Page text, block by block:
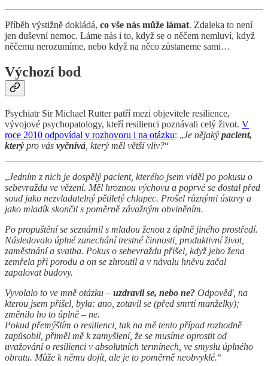
Příběh výstižně dokládá, co vše nás může lámat. Zdaleka to není
jen duševní nemoc. Láme nás i to, když se o něčem nemluví, když
něčemu nerozumíme, nebo když na něco zůstaneme sami…
Výchozí bod
Psychiatr Sir Michael Rutter patří mezi objevitele resilience,
vývojové psychopatology, kteří resilienci poznávali celý život. V
roce 2010 odpovídal v rozhovoru i na otázku: „Je nějaký pacient,
který pro vás vyčnívá , který měl větší vliv?“
„Jedním z nich je dospělý pacient, kterého jsem viděl po pokusu o
sebevraždu ve vězení. Měl hroznou výchovu a poprvé se dostal před
soud jako nezvladatelný pětiletý chlapec. Prošel různými ústavy a
jako mladík skončil s poměrně závažným obviněním.
Po propuštění se seznámil s mladou ženou z úplně jiného prostředí.
Následovalo úplné zanechání trestné činnosti, produktivní život,
zaměstnání a svatba. Pokus o sebevraždu přišel, když jeho žena
zemřela při porodu a on se zhroutil a v návalu hněvu začal
zapalovat budovy.
Vyvolalo to ve mně otázku – uzdravil se, nebo ne? Odpověď, na
kterou jsem přišel, byla: ano, zotavil se (před smrtí manželky);
změnilo ho to úplně – ne.
Pokud přemýšlím o resilienci, tak na mě tento případ rozhodně
zapůsobil, přiměl mě k zamyšlení, že se musíme oprostit od
uvažování o resilienci v absolutních termínech, ve smyslu úplného
obratu. Může k němu dojít, ale je to poměrně neobvyklé.“